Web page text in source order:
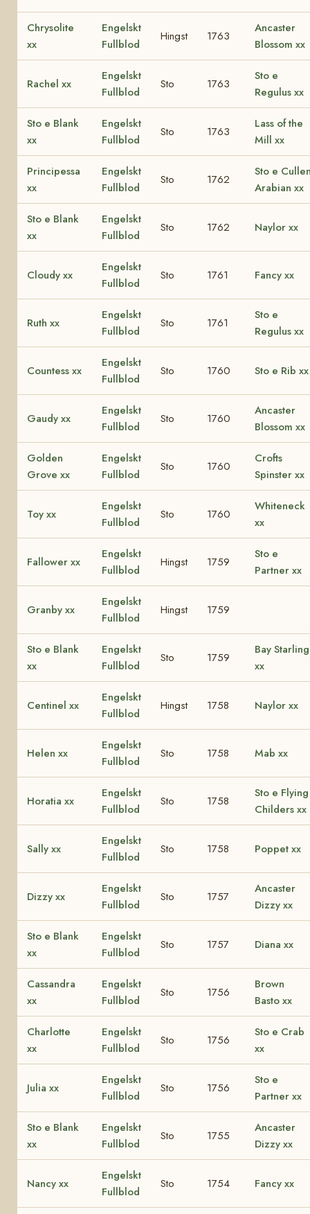
Chrysolite
xx
Engelskt
Fullblod
Hingst 1763
Ancaster
Blossom xx
Rachel xx
Engelskt
Fullblod
Sto 1763
Sto e
Regulus xx
Sto e Blank
xx
Engelskt
Fullblod
Sto 1763
Lass of the
Mill xx
Principessa
xx
Engelskt
Fullblod
Sto 1762
Sto e
Arabian xx
Sto e Blank
xx
Engelskt
Fullblod
Sto 1762 Naylor xx
Cloudy xx
Engelskt
Fullblod
Sto 1761 Fancy xx
Ruth xx
Engelskt
Fullblod
Sto 1761
Sto e
Regulus xx
Countess xx
Engelskt
Fullblod
Sto 1760 Sto e Rib xx
Gaudy xx
Engelskt
Fullblod
Sto 1760
Ancaster
Blossom xx
Golden
Grove xx
Engelskt
Fullblod
Sto 1760
Crofts
Spinster xx
Toy xx
Engelskt
Fullblod
Sto 1760
Whiteneck
xx
Fallower xx
Engelskt
Fullblod
Hingst 1759
Sto e
Partner xx
Granby xx
Engelskt
Fullblod
Hingst 1759
Sto e Blank
xx
Engelskt
Fullblod
Sto 1759
Bay Starling
xx
Centinel xx
Engelskt
Fullblod
Hingst 1758 Naylor xx
Helen xx
Engelskt
Fullblod
Sto 1758 Mab xx
Horatia xx
Engelskt
Fullblod
Sto 1758
Sto e Flying
Childers xx
Sally xx
Engelskt
Fullblod
Sto 1758 Poppet xx
Dizzy xx
Engelskt
Fullblod
Sto 1757
Ancaster
Dizzy xx
Sto e Blank
xx
Engelskt
Fullblod
Sto 1757 Diana xx
Cassandra
xx
Engelskt
Fullblod
Sto 1756
Brown
Basto xx
Charlotte
xx
Engelskt
Fullblod
Sto 1756
Sto e Crab
xx
Julia xx
Engelskt
Fullblod
Sto 1756
Sto e
Partner xx
Sto e Blank
xx
Engelskt
Fullblod
Sto 1755
Ancaster
Dizzy xx
Nancy xx
Engelskt
Fullblod
Sto 1754 Fancy xx